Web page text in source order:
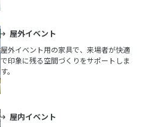
屋外イベント
屋外イベント用の家具で、来場者が快適
で印象に残る空間づくりをサポートしま
す。
屋内イベント